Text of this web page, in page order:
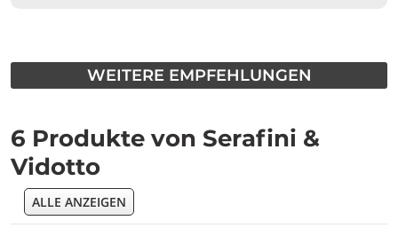
WEITERE EMPFEHLUNGEN
6 Produkte von Serafini &
Vidotto
ALLE ANZEIGEN